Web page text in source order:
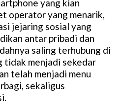
yang kian
operator yang menarik,
jejaring sosial yang
antar pribadi dan
saling terhubung di
tidak menjadi sekedar
telah menjadi menu
sekaligus